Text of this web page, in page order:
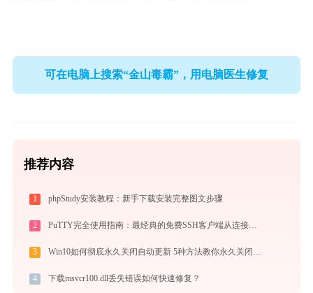
可在电脑上搜索“金山毒霸”，用电脑医生修复
推荐内容
1 phpStudy安装教程：新手下载安装完整图文步骤
2 PuTTY完全使用指南：最经典的免费SSH客户端从连接到精通（2026最新）
3 Win10如何彻底永久关闭自动更新 5种方法教你永久关闭win10自动更新
4 下载msvcr100.dll丢失错误如何快速修复？